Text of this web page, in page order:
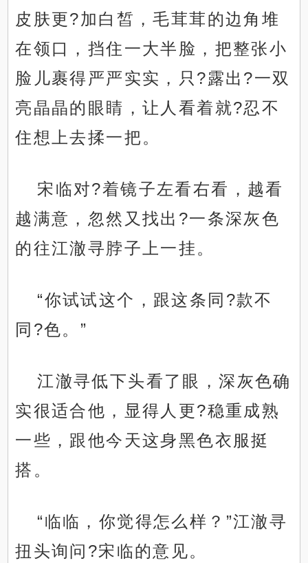
皮肤更?加白皙，毛茸茸的边角堆
在领口，挡住一大半脸，把整张小
脸儿裹得严严实实，只?露出?一双
亮晶晶的眼睛，让人看着就?忍不
住想上去揉一把。
宋临对?着镜子左看右看，越看
越满意，忽然又找出?一条深灰色
的往江澈寻脖子上一挂。
“你试试这个，跟这条同?款不
同?色。”
江澈寻低下头看了眼，深灰色确
实很适合他，显得人更?稳重成熟
一些，跟他今天这身黑色衣服挺
搭。
“临临，你觉得怎么样？”江澈寻
扭头询问?宋临的意见。